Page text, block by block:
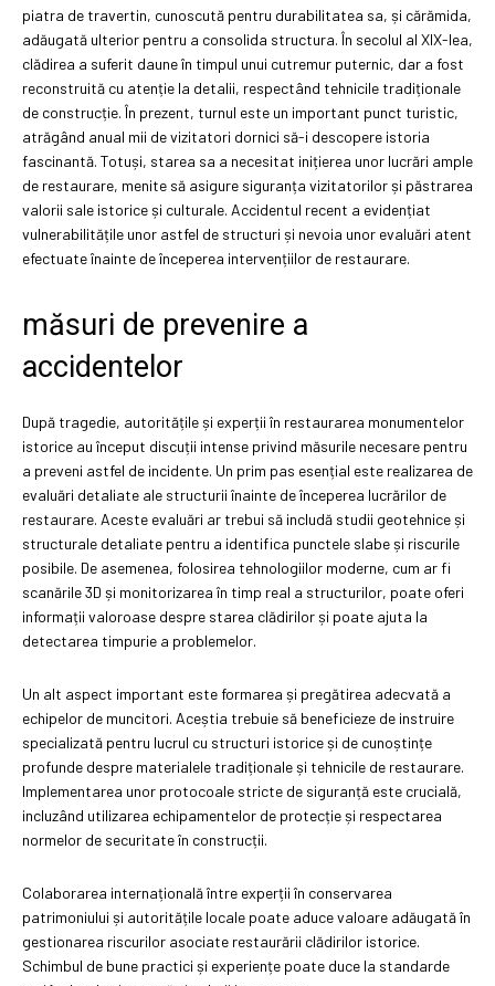
piatra de travertin, cunoscută pentru durabilitatea sa, și cărămida,
adăugată ulterior pentru a consolida structura. În secolul al XIX-lea,
clădirea a suferit daune în timpul unui cutremur puternic, dar a fost
reconstruită cu atenție la detalii, respectând tehnicile tradiționale
de construcție. În prezent, turnul este un important punct turistic,
atrăgând anual mii de vizitatori dornici să-i descopere istoria
fascinantă. Totuși, starea sa a necesitat inițierea unor lucrări ample
de restaurare, menite să asigure siguranța vizitatorilor și păstrarea
valorii sale istorice și culturale. Accidentul recent a evidențiat
vulnerabilitățile unor astfel de structuri și nevoia unor evaluări atent
efectuate înainte de începerea intervențiilor de restaurare.
măsuri de prevenire a
accidentelor
După tragedie, autoritățile și experții în restaurarea monumentelor
istorice au început discuții intense privind măsurile necesare pentru
a preveni astfel de incidente. Un prim pas esențial este realizarea de
evaluări detaliate ale structurii înainte de începerea lucrărilor de
restaurare. Aceste evaluări ar trebui să includă studii geotehnice și
structurale detaliate pentru a identifica punctele slabe și riscurile
posibile. De asemenea, folosirea tehnologiilor moderne, cum ar fi
scanările 3D și monitorizarea în timp real a structurilor, poate oferi
informații valoroase despre starea clădirilor și poate ajuta la
detectarea timpurie a problemelor.
Un alt aspect important este formarea și pregătirea adecvată a
echipelor de muncitori. Aceștia trebuie să beneficieze de instruire
specializată pentru lucrul cu structuri istorice și de cunoștințe
profunde despre materialele tradiționale și tehnicile de restaurare.
Implementarea unor protocoale stricte de siguranță este crucială,
incluzând utilizarea echipamentelor de protecție și respectarea
normelor de securitate în construcții.
Colaborarea internațională între experții în conservarea
patrimoniului și autoritățile locale poate aduce valoare adăugată în
gestionarea riscurilor asociate restaurării clădirilor istorice.
Schimbul de bune practici și experiențe poate duce la standarde